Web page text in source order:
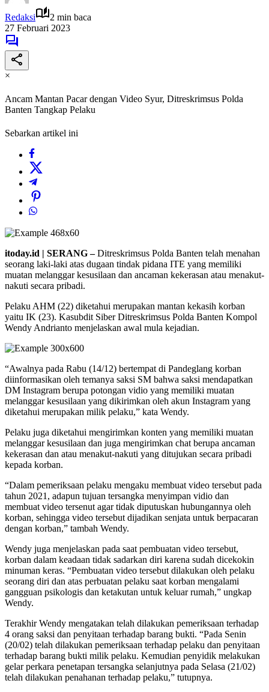
Redaksi
2 min baca
27 Februari 2023
×
Ancam Mantan Pacar dengan Video Syur, Ditreskrimsus Polda
Banten Tangkap Pelaku
Sebarkan artikel ini
itoday.id | SERANG –Ditreskrimsus Polda Banten telah menahan
seorang laki-laki atas dugaan tindak pidana ITE yang memiliki
muatan melanggar kesusilaan dan ancaman kekerasan atau menakut-
nakuti secara pribadi.
Pelaku AHM (22) diketahui merupakan mantan kekasih korban
yaitu IK (23). Kasubdit Siber Ditreskrimsus Polda Banten Kompol
Wendy Andrianto menjelaskan awal mula kejadian.
“Awalnya pada Rabu (14/12) bertempat di Pandeglang korban
diinformasikan oleh temanya saksi SM bahwa saksi mendapatkan
DM Instagram berupa potongan vidio yang memiliki muatan
melanggar kesusilaan yang dikirimkan oleh akun Instagram yang
diketahui merupakan milik pelaku,” kata Wendy.
Pelaku juga diketahui mengirimkan konten yang memiliki muatan
melanggar kesusilaan dan juga mengirimkan chat berupa ancaman
kekerasan dan atau menakut-nakuti yang ditujukan secara pribadi
kepada korban.
“Dalam pemeriksaan pelaku mengaku membuat video tersebut pada
tahun 2021, adapun tujuan tersangka menyimpan vidio dan
membuat video tersenut agar tidak diputuskan hubungannya oleh
korban, sehingga video tersebut dijadikan senjata untuk berpacaran
dengan korban,” tambah Wendy.
Wendy juga menjelaskan pada saat pembuatan video tersebut,
korban dalam keadaan tidak sadarkan diri karena sudah dicekokin
minuman keras. “Pembuatan video tersebut dilakukan oleh pelaku
seorang diri dan atas perbuatan pelaku saat korban mengalami
gangguan psikologis dan ketakutan untuk keluar rumah,” ungkap
Wendy.
Terakhir Wendy mengatakan telah dilakukan pemeriksaan terhadap
4 orang saksi dan penyitaan terhadap barang bukti. “Pada Senin
(20/02) telah dilakukan pemeriksaan terhadap pelaku dan penyitaan
terhadap barang bukti milik pelaku. Kemudian penyidik melakukan
gelar perkara penetapan tersangka selanjutnya pada Selasa (21/02)
telah dilakukan penahanan terhadap pelaku,” tutupnya.